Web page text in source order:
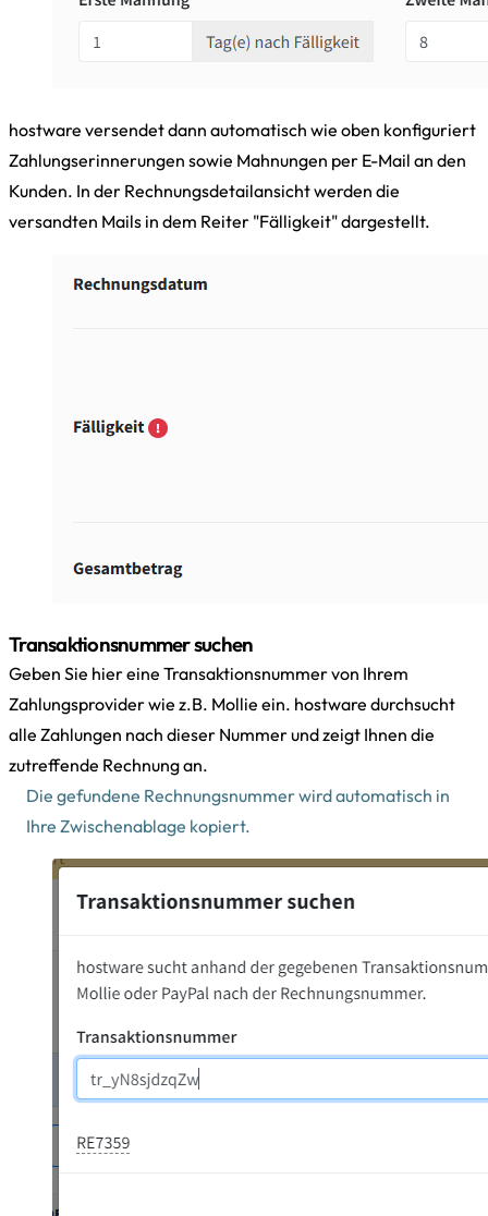
hostware versendet dann automatisch wie oben konfiguriert
Zahlungserinnerungen sowie Mahnungen per E-Mail an den
Kunden. In der Rechnungsdetailansicht werden die
versandten Mails in dem Reiter "Fälligkeit" dargestellt.
Transaktionsnummer suchen
Geben Sie hier eine Transaktionsnummer von Ihrem
Zahlungsprovider wie z.B. Mollie ein. hostware durchsucht
alle Zahlungen nach dieser Nummer und zeigt Ihnen die
zutreffende Rechnung an.
Die gefundene Rechnungsnummer wird automatisch in
Ihre Zwischenablage kopiert.